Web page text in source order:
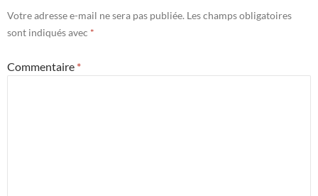
Votre adresse e-mail ne sera pas publiée. Les champs obligatoires
sont indiqués avec *
Commentaire *